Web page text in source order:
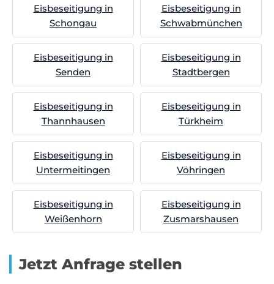
Eisbeseitigung in
Schongau
Eisbeseitigung in
Schwabmünchen
Eisbeseitigung in
Senden
Eisbeseitigung in
Stadtbergen
Eisbeseitigung in
Thannhausen
Eisbeseitigung in
Türkheim
Eisbeseitigung in
Untermeitingen
Eisbeseitigung in
Vöhringen
Eisbeseitigung in
Weißenhorn
Eisbeseitigung in
Zusmarshausen
Jetzt Anfrage stellen